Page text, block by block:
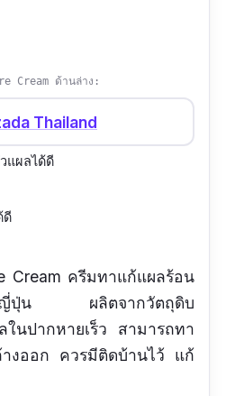
Cream ด้านล่าง:
Thailand
แผลได้ดี
ดี
Cream ครีมทาแก้แผลร้อน
กญี่ปุ่น ผลิตจากวัตถุดิบ
นปากหายเร็ว สามารถทา
างออก ควรมีติดบ้านไว้ แก้